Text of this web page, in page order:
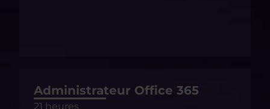
Administrateur Office 365
21 heures